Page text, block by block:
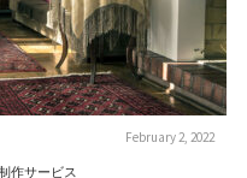
February 2, 2022
作サービス